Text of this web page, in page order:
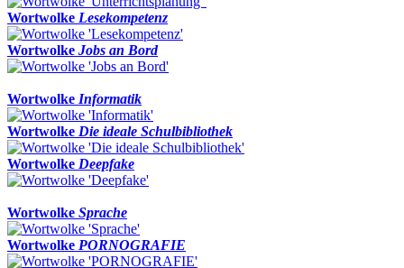
Wortwolke Lesekompetenz
Wortwolke Jobs an Bord
Wortwolke Informatik
Wortwolke Die ideale Schulbibliothek
Wortwolke Deepfake
Wortwolke Sprache
Wortwolke PORNOGRAFIE